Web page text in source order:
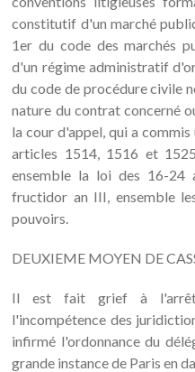
constitutif d'un marché
1er du code des marchés
d'un régime administratif
du code de procédure civile
nature du contrat concerné
la cour d'appel, qui a
articles 1514, 1516 et
ensemble la loi des 16-
fructidor an III, ensemble
pouvoirs.
DEUXIEME MOYEN DE
Il est fait grief à l'arrêt
l'incompétence des
infirmé l'ordonnance du
grande instance de Paris en